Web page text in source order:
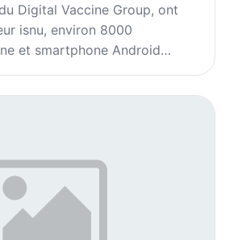
Digital Vaccine Group, ont
isnu, environ 8000
et smartphone Android…